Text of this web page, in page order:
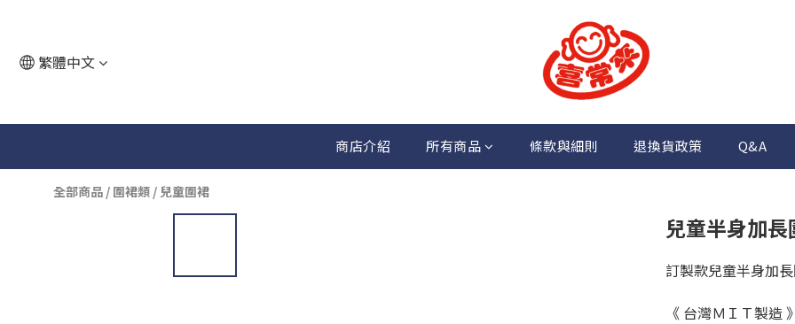
繁體中文
商店介紹 所有商品 條款與細則 退換貨政策 Q&A
全部商品 / 圍裙類 / 兒童圍裙
兒童半身加
訂製款兒童半身加
《 台灣ＭＩＴ製造 》